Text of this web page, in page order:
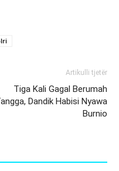
Artikulli tjetër
Tiga Kali Gagal Berumah
Dandik Habisi Nyawa
Burnio